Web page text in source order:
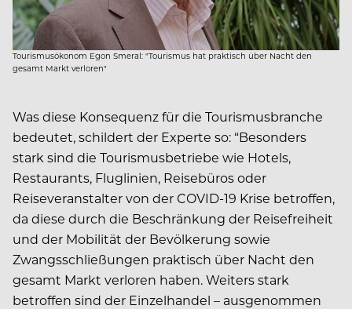
Tourismusökonom Egon Smeral: "Tourismus hat praktisch über Nacht den
gesamt Markt verloren"
Was diese Konsequenz für die Tourismusbranche
bedeutet, schildert der Experte so: “Besonders
stark sind die Tourismusbetriebe wie Hotels,
Restaurants, Fluglinien, Reisebüros oder
Reiseveranstalter von der COVID-19 Krise betroffen,
da diese durch die Beschränkung der Reisefreiheit
und der Mobilität der Bevölkerung sowie
Zwangsschließungen praktisch über Nacht den
gesamt Markt verloren haben. Weiters stark
betroffen sind der Einzelhandel – ausgenommen